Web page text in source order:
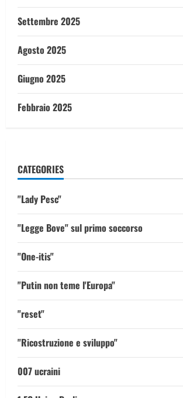
Settembre 2025
Agosto 2025
Giugno 2025
Febbraio 2025
CATEGORIES
"Lady Pesc"
"Legge Bove" sul primo soccorso
"One-itis"
"Putin non teme l'Europa"
"reset"
"Ricostruzione e sviluppo"
007 ucraini